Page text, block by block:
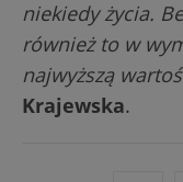
niekiedy życia.
również to w
najwyższą
Krajewska.